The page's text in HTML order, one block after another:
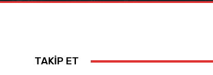
TAKİP ET